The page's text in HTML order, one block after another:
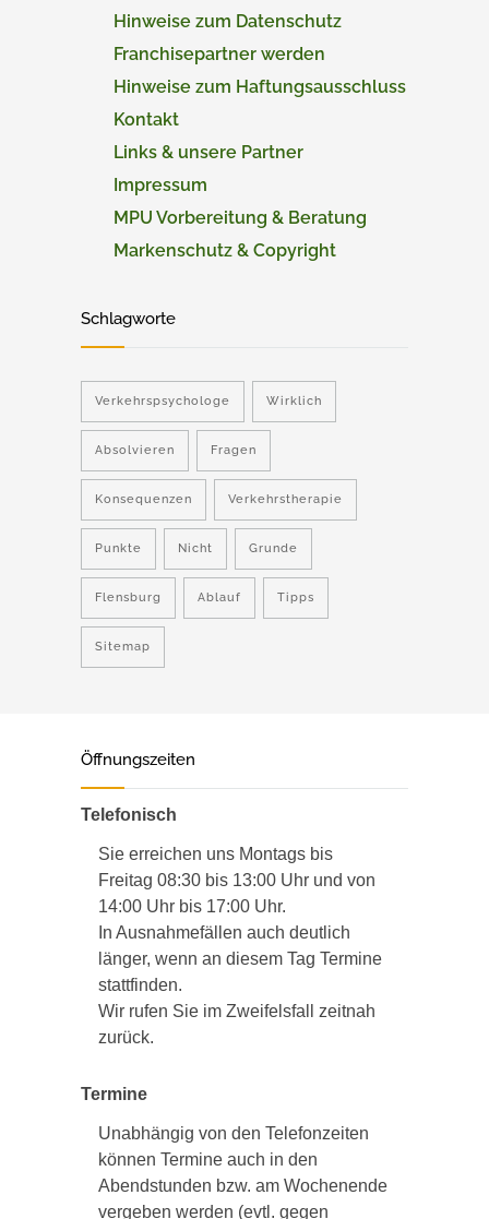
Hinweise zum Datenschutz
Franchisepartner werden
Hinweise zum Haftungsausschluss
Kontakt
Links & unsere Partner
Impressum
MPU Vorbereitung & Beratung
Markenschutz & Copyright
Schlagworte
Verkehrspsychologe Wirklich
Absolvieren Fragen
Konsequenzen Verkehrstherapie
Punkte Nicht Grunde
Flensburg Ablauf Tipps
Sitemap
Öffnungszeiten
Telefonisch
Sie erreichen uns Montags bis
Freitag 08:30 bis 13:00 Uhr und von
14:00 Uhr bis 17:00 Uhr.
In Ausnahmefällen auch deutlich
länger, wenn an diesem Tag Termine
stattfinden.
Wir rufen Sie im Zweifelsfall zeitnah
zurück.
Termine
Unabhängig von den Telefonzeiten
können Termine auch in den
Abendstunden bzw. am Wochenende
vergeben werden (evtl. gegen